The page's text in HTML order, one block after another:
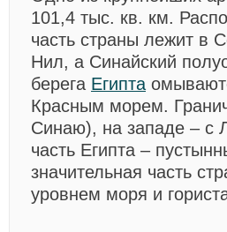
101,4 тыс. кв. км.
часть страны лежит в
Нил, а Синайский
берега Египта
Красным морем.
Синаю), на западе – с
часть Египта –
значительная часть
уровнем моря и